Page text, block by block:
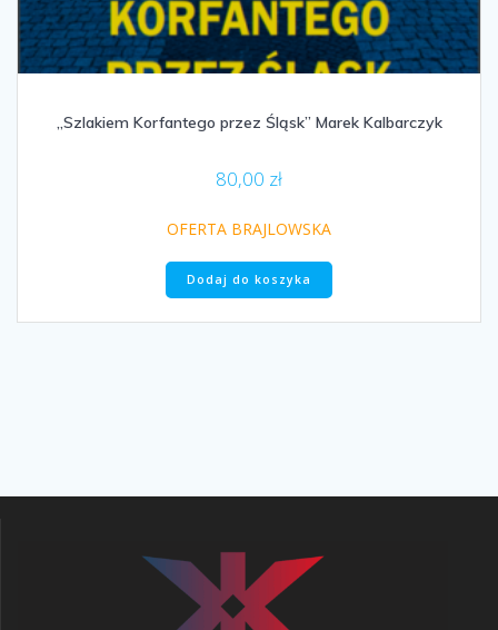
„Szlakiem Korfantego przez Śląsk” Marek Kalbarczyk
80,00 zł
OFERTA BRAJLOWSKA
Dodaj do koszyka